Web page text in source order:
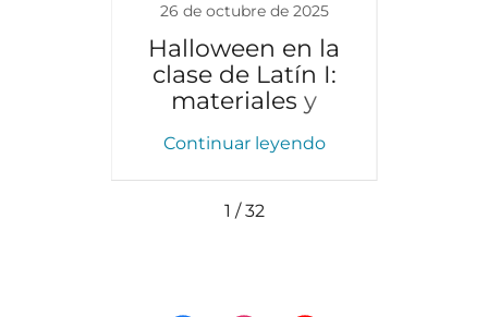
26 de octubre de 2025
Halloween en la
clase de Latín I:
materiales y
Continuar leyendo
1 / 32